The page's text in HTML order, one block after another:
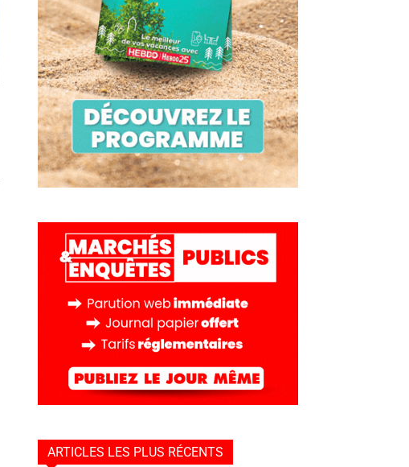
ARTICLES LES PLUS RÉCENTS